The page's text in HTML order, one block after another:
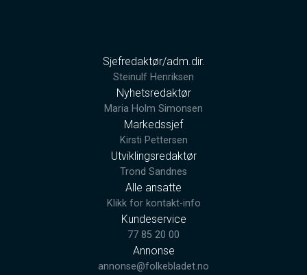
Sjefredaktør/adm.dir.
Steinulf Henriksen
Nyhetsredaktør
Maria Holm Simonsen
Markedssjef
Kirsti Pettersen
Utviklingsredaktør
Trond Sandnes
Alle ansatte
Klikk for kontakt-info
Kundeservice
77 85 20 00
Annonse
annonse@folkebladet.no